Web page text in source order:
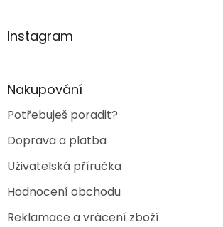
aInstagram
Nakupování
Potřebuješ poradit?
Doprava a platba
Uživatelská příručka
Hodnocení obchodu
Reklamace a vrácení zboží